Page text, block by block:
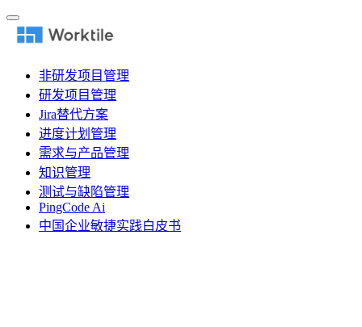
非研发项目管理
研发项目管理
Jira替代方案
进度计划管理
需求与产品管理
知识管理
测试与缺陷管理
PingCode Ai
中国企业敏捷实践白皮书